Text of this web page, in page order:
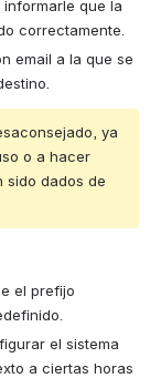
informarle que la
correctamente.
email a la que se
ya
o a hacer
sido dados de
el prefijo
el sistema
a ciertas horas